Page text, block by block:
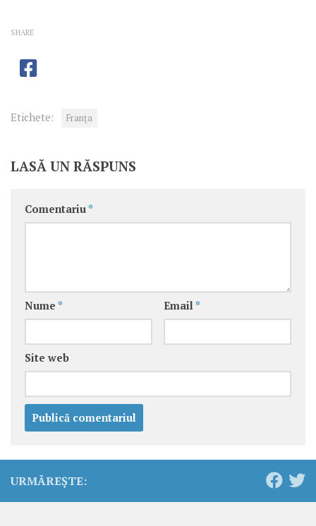
SHARE
Etichete: Franţa
LASĂ UN RĂSPUNS
Comentariu *
Nume * Email *
Site web
URMĂREȘTE: